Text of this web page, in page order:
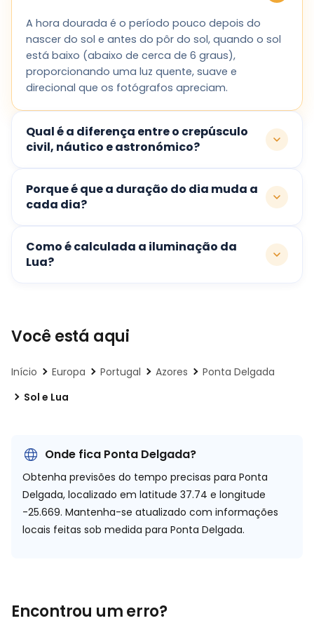
A hora dourada é o período pouco depois do
nascer do sol e antes do pôr do sol, quando o sol
está baixo (abaixo de cerca de 6 graus),
proporcionando uma luz quente, suave e
direcional que os fotógrafos apreciam.
Qual é a diferença entre o crepúsculo
civil, náutico e astronómico?
Porque é que a duração do dia muda a
cada dia?
Como é calculada a iluminação da
Lua?
Você está aqui
Início Europa Portugal Azores
Ponta Delgada
Sol e Lua
Onde fica Ponta Delgada?
Obtenha previsões do tempo precisas para Ponta
Delgada, localizado em latitude 37.74 e longitude
-25.669. Mantenha-se atualizado com informações
locais feitas sob medida para Ponta Delgada.
Encontrou um erro?